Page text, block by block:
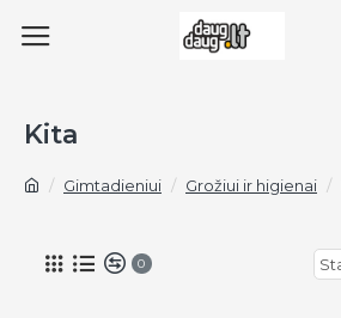
Gimtadieniui Grožiui ir higienai
Kita
0